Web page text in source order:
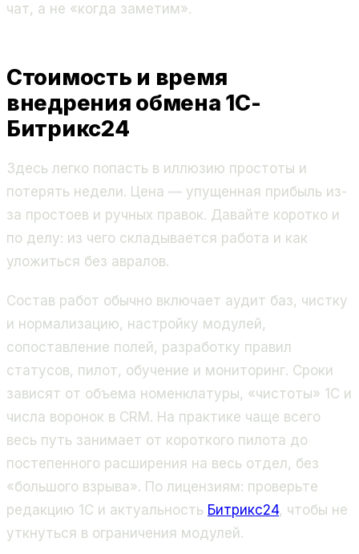
чат, а не «когда заметим».
Стоимость и время
внедрения обмена 1С-
Битрикс24
Здесь легко попасть в иллюзию простоты и
потерять недели. Цена — упущенная прибыль из-
за простоев и ручных правок. Давайте коротко и
по делу: из чего складывается работа и как
уложиться без авралов.
Состав работ обычно включает аудит баз, чистку
и нормализацию, настройку модулей,
сопоставление полей, разработку правил
статусов, пилот, обучение и мониторинг. Сроки
зависят от объема номенклатуры, «чистоты» 1С и
числа воронок в CRM. На практике чаще всего
весь путь занимает от короткого пилота до
постепенного расширения на весь отдел, без
«большого взрыва». По лицензиям: проверьте
редакцию 1С и актуальность Битрикс24, чтобы не
уткнуться в ограничения модулей.